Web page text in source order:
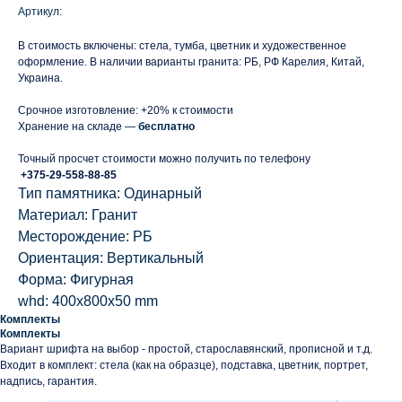
Артикул:
В стоимость включены: стела, тумба, цветник и художественное
оформление. В наличии варианты гранита: РБ, РФ Карелия, Китай,
Украина.
Срочное изготовление: +20% к стоимости
Хранение на складе — бесплатно
Точный просчет стоимости можно получить по телефону
+375-29-558-88-85
Тип памятника: Одинарный
Материал: Гранит
Месторождение: РБ
Ориентация: Вертикальный
Форма: Фигурная
whd: 400x800x50 mm
Комплекты
Комплекты
Вариант шрифта на выбор - простой, старославянский, прописной и т.д.
Входит в комплект: стела (как на образце), подставка, цветник, портрет,
надпись, гарантия.